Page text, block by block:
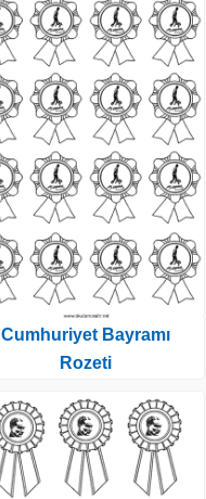
Cumhuriyet Bayramı
Rozeti